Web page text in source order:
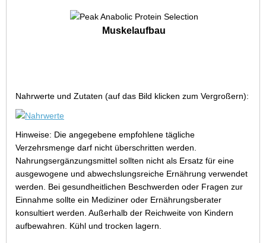
Muskelaufbau
Nahrwerte und Zutaten (auf das Bild klicken zum Vergroßern):
Hinweise: Die angegebene empfohlene tägliche
Verzehrsmenge darf nicht überschritten werden.
Nahrungsergänzungsmittel sollten nicht als Ersatz für eine
ausgewogene und abwechslungsreiche Ernährung verwendet
werden. Bei gesundheitlichen Beschwerden oder Fragen zur
Einnahme sollte ein Mediziner oder Ernährungsberater
konsultiert werden. Außerhalb der Reichweite von Kindern
aufbewahren. Kühl und trocken lagern.